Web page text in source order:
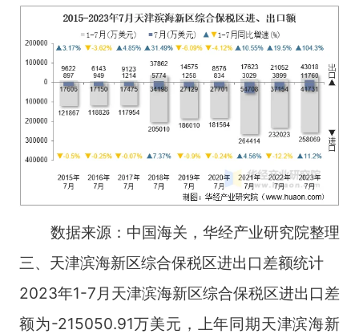
数据来源：中国海关，华经产业研究院整理
三、天津滨海新区综合保税区进出口差额统计
2023年1-7月天津滨海新区综合保税区进出口差
额为-215050.91万美元，上年同期天津滨海新